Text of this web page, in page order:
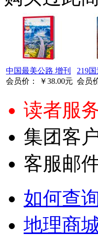
中国最美公路 增刊
会员价：
￥38.00元
219
会员
读者服
集团客
客服邮
如何查
地理商